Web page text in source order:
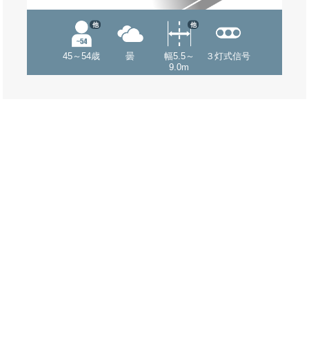
45～54歳
他
曇
幅5.5～
9.0m
他
３灯式信号